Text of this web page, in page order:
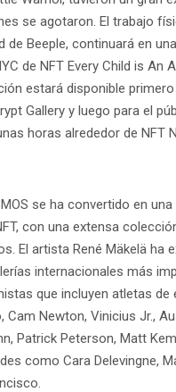
se agotaron. El trabajo
de Beeple, continuará en
de NFT Every Child is An
estará disponible
Gallery y luego para el
horas alrededor de NFT
se ha convertido en
con una extensa
El artista René Mäkelä ha
internacionales más
que incluyen atletas de
Cam Newton, Vinicius Jr.,
Patrick Peterson, Matt
como Cara Delevingne,